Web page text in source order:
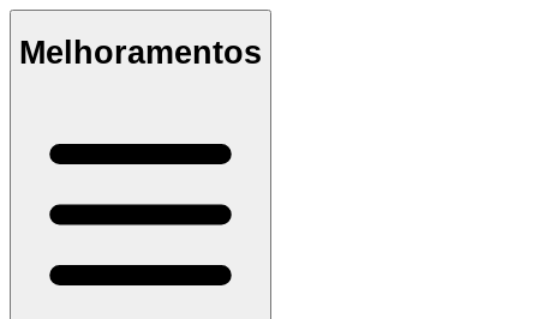
Melhoramentos